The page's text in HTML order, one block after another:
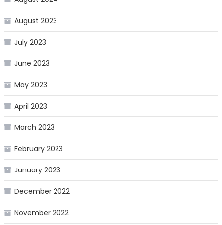
August 2023
July 2023
June 2023
May 2023
April 2023
March 2023
February 2023
January 2023
December 2022
November 2022